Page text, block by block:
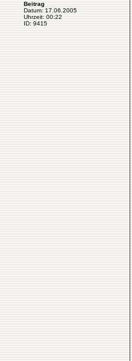
Beitrag
Datum: 17.06.2005
Uhrzeit: 00:22
ID: 9415